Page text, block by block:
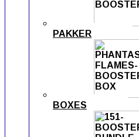
PAKKER
BOXES